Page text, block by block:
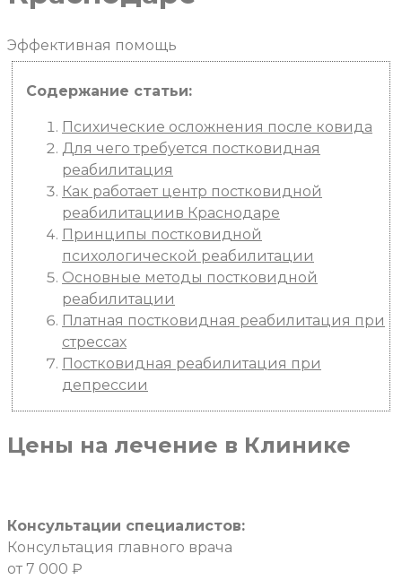
Эффективная помощь
Содержание статьи:
Психические осложнения после ковида
Для чего требуется постковидная
реабилитация
Как работает центр постковидной
реабилитациив Краснодаре
Принципы постковидной
психологической реабилитации
Основные методы постковидной
реабилитации
Платная постковидная реабилитация при
стрессах
Постковидная реабилитация при
депрессии
Цены на лечение в Клинике
Консультации специалистов:
Консультация главного врача
от 7 000 ₽